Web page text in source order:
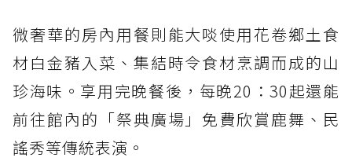
微奢華的房內用餐則能大啖使用花卷鄉土食
材白金豬入菜、集結時令食材烹調而成的山
珍海味。享用完晚餐後，每晚20：30起還能
前往館內的「祭典廣場」免費欣賞鹿舞、民
謠秀等傳統表演。